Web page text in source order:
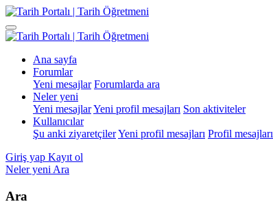
Ana sayfa
Forumlar
Yeni mesajlar Forumlarda ara
Neler yeni
Yeni mesajlarYeni profil mesajları Son aktiviteler
Kullanıcılar
Şu anki ziyaretçilerYeni profil mesajları Profil
Giriş yap Kayıt ol
Neler yeni Ara
Ara